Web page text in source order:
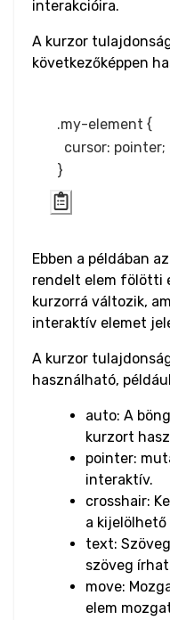
Word Spacing
Perspective
Rotate
Skew
HTML
Input Button
Input Checkbox
Input Color
Input Date &
Input Email
interakcióira.
A kurzor
következőképpen
.my-element {
  cursor: pointer;
Ebben a példában
rendelt elem fölötti
kurzorrá változik,
interaktív elemet
A kurzor
használható,
auto: A
kurzort
pointer:
interaktív.
crosshair:
a
text:
szöveg
move:
elem